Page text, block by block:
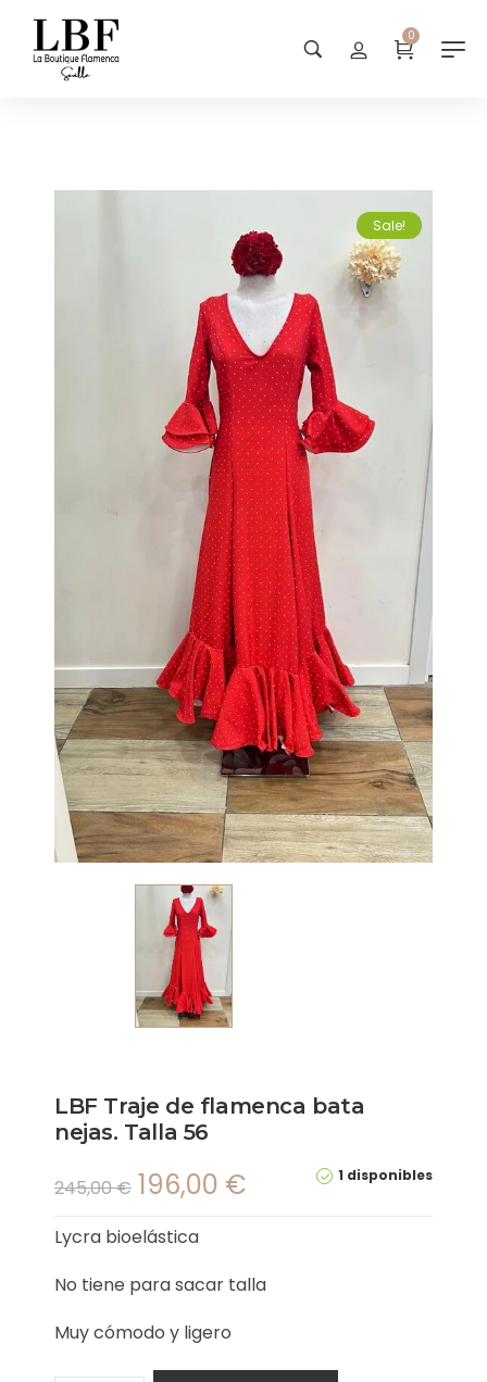
0
Sale!
LBF Traje de flamenca bata
nejas. Talla 56
1 disponibles
245,00€ 196,00 €
Lycra bioelástica
No tiene para sacar talla
Muy cómodo y ligero